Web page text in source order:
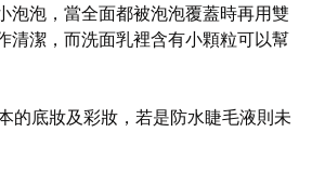
泡泡，當全面都被泡泡覆蓋時再用雙
清潔，而洗面乳裡含有小顆粒可以幫
的底妝及彩妝，若是防水睫毛液則未